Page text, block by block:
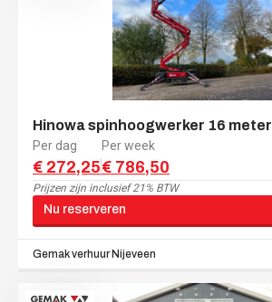
Hinowa spinhoogwerker 16 meter
Per dag
€ 272,25
Per week
€ 786,50
Prijzen zijn inclusief 21% BTW
Nu reserveren
Gemak verhuurNijeveen